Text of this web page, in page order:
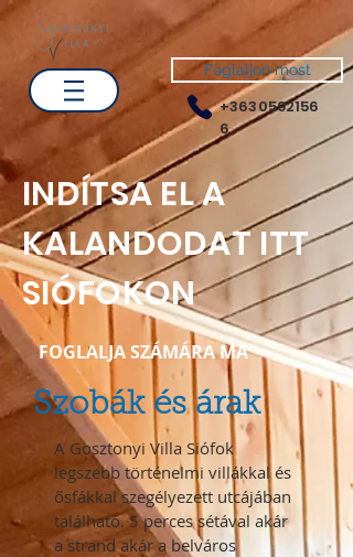
Foglaljon most
+3630592156
6
INDÍTSA EL A
KALANDODAT ITT
SIÓFOKON
FOGLALJA SZÁMÁRA MA
Szobák és árak
A Gosztonyi Villa Siófok
legszebb történelmi villákkal és
ősfákkal szegélyezett utcájában
található. 5 perces sétával akár
a strand akár a belváros